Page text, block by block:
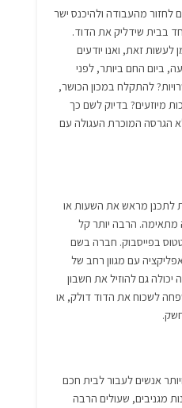
לחזור מהעבודה ולהיכנס ישר
בבית שידליק את הדוד.
זאת, ואנו יודעים
ביום החם ביותר, לפני
להתקלח במכון הכושר,
מיוזעים? בדיוק לשם כך
הגרסה המוכרת העגולה עם
מראש את השעות או
מתאימה. הרבה יותר קל
בפייסבוק. חברה בשם
עם מגוון רחב של
גם להוזיל את חשבון
לשכוח את הדוד דולק, או
אנשים לעבור לבית חכם
מגניבים, שעולים הרבה